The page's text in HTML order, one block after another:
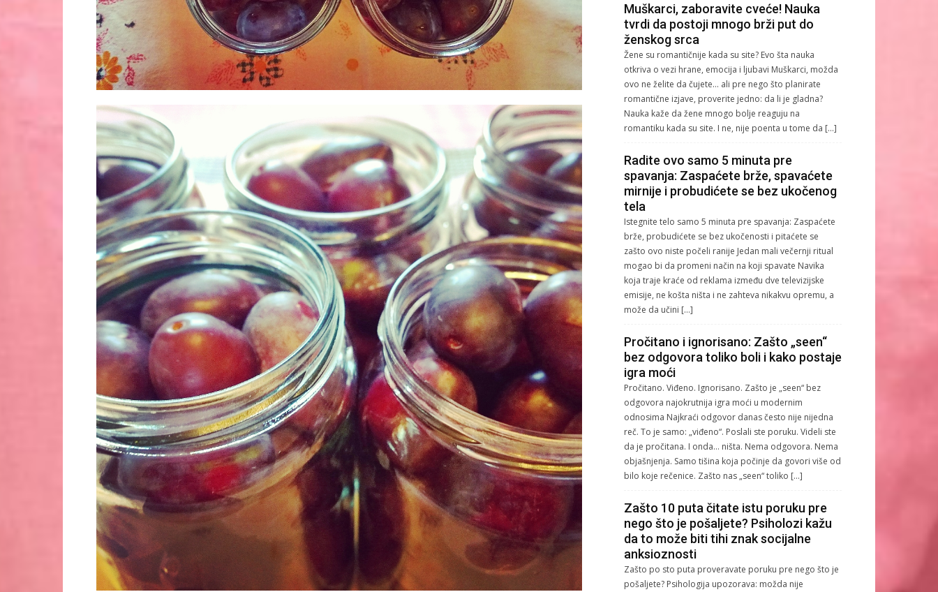
Muškarci, zaboravite cveće! Nauka
tvrdi da postoji mnogo brži put do
ženskog srca
Žene su romantičnije kada su site? Evo šta nauka
otkriva o vezi hrane, emocija i ljubavi Muškarci, možda
ovo ne želite da čujete… ali pre nego što planirate
romantične izjave, proverite jedno: da li je gladna?
Nauka kaže da žene mnogo bolje reaguju na
romantiku kada su site. I ne, nije poenta u tome da […]
Radite ovo samo 5 minuta pre
spavanja: Zaspaćete brže, spavaćete
mirnije i probudićete se bez ukočenog
tela
Istegnite telo samo 5 minuta pre spavanja: Zaspaćete
brže, probudićete se bez ukočenosti i pitaćete se
zašto ovo niste počeli ranije Jedan mali večernji ritual
mogao bi da promeni način na koji spavate Navika
koja traje kraće od reklama između dve televizijske
emisije, ne košta ništa i ne zahteva nikakvu opremu, a
može da učini […]
Pročitano i ignorisano: Zašto „seen“
bez odgovora toliko boli i kako postaje
igra moći
Pročitano. Viđeno. Ignorisano. Zašto je „seen“ bez
odgovora najokrutnija igra moći u modernim
odnosima Najkraći odgovor danas često nije nijedna
reč. To je samo: „viđeno“. Poslali ste poruku. Videli ste
da je pročitana. I onda… ništa. Nema odgovora. Nema
objašnjenja. Samo tišina koja počinje da govori više od
bilo koje rečenice. Zašto nas „seen“ toliko […]
Zašto 10 puta čitate istu poruku pre
nego što je pošaljete? Psiholozi kažu
da to može biti tihi znak socijalne
anksioznosti
Zašto po sto puta proveravate poruku pre nego što je
pošaljete? Psihologija upozorava: možda nije